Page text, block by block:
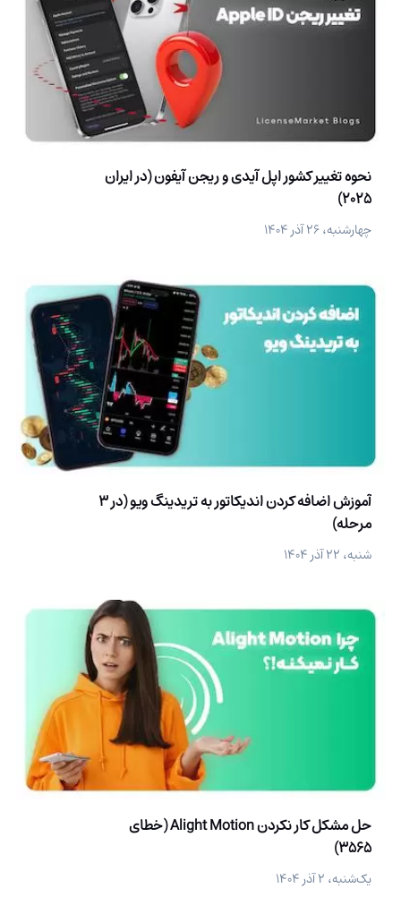
نحوه تغییر کشور اپل آیدی و ریجن آیفون (در ایران
2025)
چهارشنبه، ۲۶ آذر ۱۴۰۴
آموزش اضافه کردن اندیکاتور به تریدینگ ویو (در 3
مرحله)
شنبه، ۲۲ آذر ۱۴۰۴
حل مشکل کار نکردن Alight Motion (خطای
3565)
یک‌شنبه، ۲ آذر ۱۴۰۴